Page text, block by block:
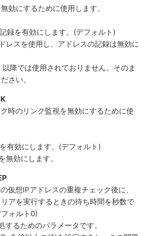
効にするために使用します。
録を有効にします。(デフォルト)
レスを使用し、アドレスの記録は無効に
降では使用されておりません。そのま
さい。
時のリンク監視を無効にするために使
有効にします。(デフォルト)
効にします。
仮想IPアドレスの重複チェック後に、
アを実行するときの待ち時間を秒数で
ォルト0)
するためのパラメータです。